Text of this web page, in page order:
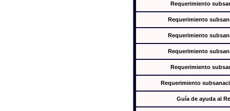
Requerimiento
Requerimiento
Requerimiento
Requerimiento
Requerimiento
Requerimiento
Guía de ayuda al